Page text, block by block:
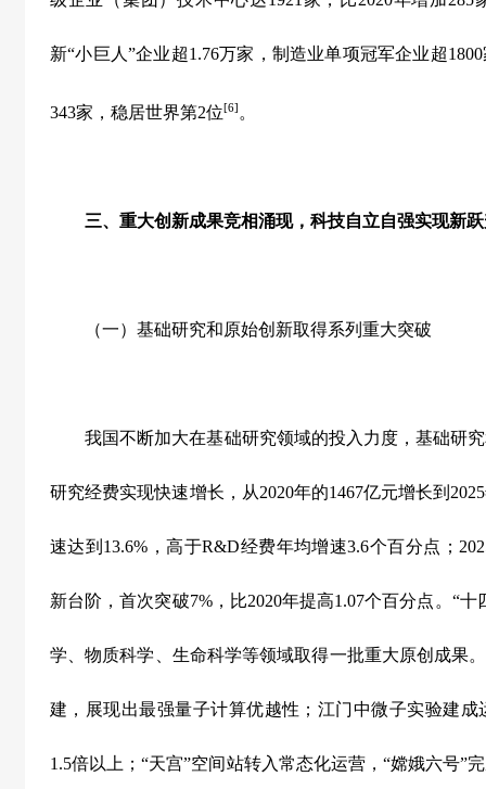
新“小巨人”企业超1.76万家，制造业单项冠军企业超1800
343家，稳居世界第2位[6] 。
三、重大创新成果竞相涌现，科技自立自强实现新跃
（一）基础研究和原始创新取得系列重大突破
我国不断加大在基础研究领域的投入力度，基础研究
研究经费实现快速增长，从2020年的1467亿元增长到 2025
速达到 13.6% ，高于R&D经费年均增速3.6个百分点；
新台阶，首次突破7%，比2020年提高1.07个百分点。 “十
学、物质科学、生命科学等领域取得一批重大原创成果。
建，展现出最强量子计算优越性；江门中微子实验建
1.5倍以上；“天宫”空间站转入常态化运营， “嫦娥六号”